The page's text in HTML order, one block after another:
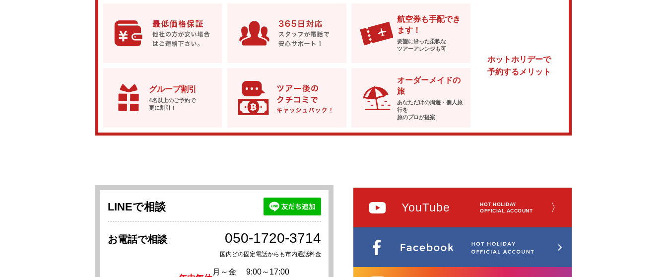
ホットホリデーで
予約するメリット
航空券も手配でき
ます！
要望に沿った柔軟な
ツアーアレンジも可
グループ割引
4名以上のご予約で
更に割引！
オーダーメイドの
旅
あなただけの周遊・個人旅
行を
旅のプロが提案
LINEで相談
お電話で相談 050-1720-3714
国内どの固定電話からも市内通話料金
月～金 9:00～17:00
YouTube
HOT HOLIDAY
OFFICIAL ACCOUNT
〉